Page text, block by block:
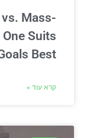
Mass-
Suits
Best?
קרא עוד »